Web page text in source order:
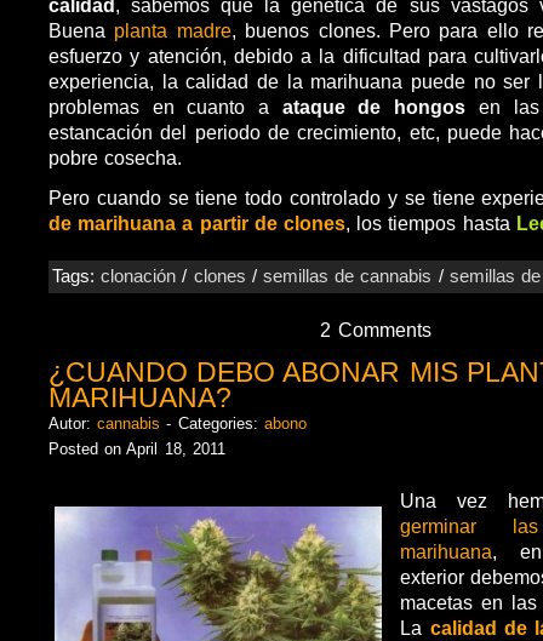
Buena planta madre, buenos clones. Pero para ello
esfuerzo y atención, debido a la dificultad para
experiencia, la calidad de la marihuana puede no ser
problemas en cuanto a ataque de hongos en las
estancación del periodo de crecimiento, etc, puede
pobre cosecha.
Pero cuando se tiene todo controlado y se tiene
de marihuana a partir de clones , los tiempos hasta
Tags:clonación / clones /semillas de cannabis / semillas
2 Comments
¿CUANDO DEBO ABONAR MIS
MARIHUANA?
Autor:cannabis - Categories: abono
Posted on April 18, 2011
Una vez
germinar
marihuana,
exterior
macetas en
La calidad de